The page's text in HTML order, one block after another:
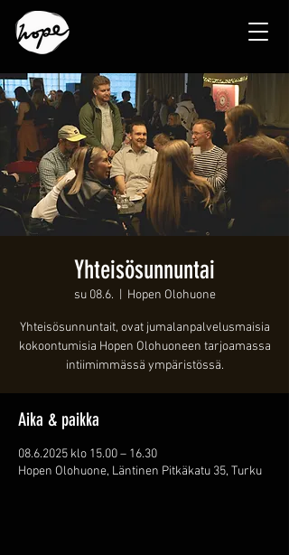
Yhteisösunnuntai
su 08.6. Hopen Olohuone
Yhteisösunnuntait, ovat jumalanpalvelusmaisia
kokoontumisia Hopen Olohuoneen tarjoamassa
intiimimmässä ympäristössä.
Aika & paikka
08.6.2025 klo 15.00 – 16.30
Hopen Olohuone, Läntinen Pitkäkatu 35, Turku